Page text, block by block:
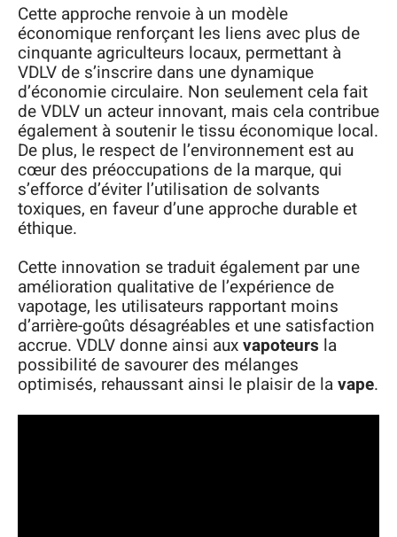
Cette approche renvoie à un modèle
économique renforçant les liens avec plus de
cinquante agriculteurs locaux, permettant à
VDLV de s’inscrire dans une dynamique
d’économie circulaire. Non seulement cela fait
de VDLV un acteur innovant, mais cela contribue
également à soutenir le tissu économique local.
De plus, le respect de l’environnement est au
cœur des préoccupations de la marque, qui
s’efforce d’éviter l’utilisation de solvants
toxiques, en faveur d’une approche durable et
éthique.
Cette innovation se traduit également par une
amélioration qualitative de l’expérience de
vapotage, les utilisateurs rapportant moins
d’arrière-goûts désagréables et une satisfaction
accrue. VDLV donne ainsi auxvapoteurs la
possibilité de savourer des mélanges
optimisés, rehaussant ainsi le plaisir de lavape.